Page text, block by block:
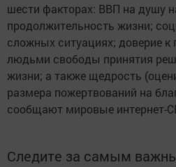
шести факторах: ВВП на душу
продолжительность жизни;
сложных ситуациях; доверие к
людьми свободы принятия
жизни; а также щедрость
размера пожертвований на
сообщают мировые интернет-
Следите за самым